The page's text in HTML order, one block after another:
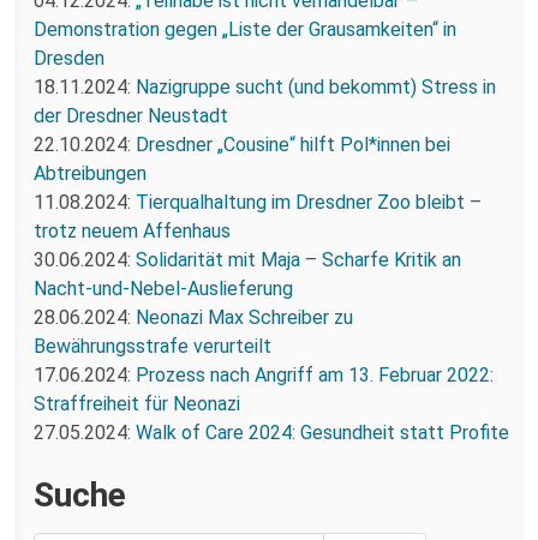
Demonstration gegen „Liste der Grausamkeiten“ in
Dresden
18.11.2024: Nazigruppe sucht (und bekommt) Stress in
der Dresdner Neustadt
22.10.2024: Dresdner „Cousine“ hilft Pol*innen bei
Abtreibungen
11.08.2024: Tierqualhaltung im Dresdner Zoo bleibt –
trotz neuem Affenhaus
30.06.2024: Solidarität mit Maja – Scharfe Kritik an
Nacht-und-Nebel-Auslieferung
28.06.2024: Neonazi Max Schreiber zu
Bewährungsstrafe verurteilt
17.06.2024: Prozess nach Angriff am 13. Februar 2022:
Straffreiheit für Neonazi
27.05.2024: Walk of Care 2024: Gesundheit statt Profite
Suche